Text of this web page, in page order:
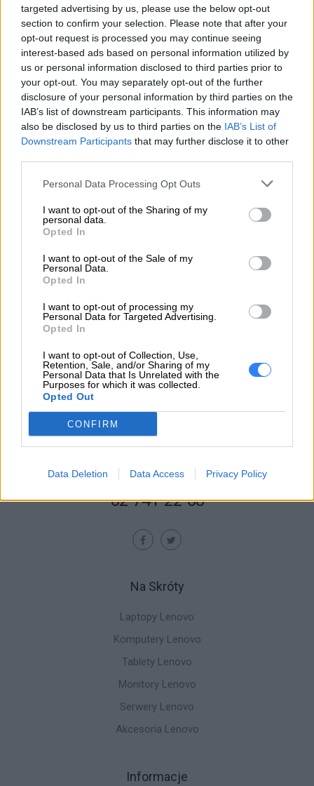
targeted advertising by us, please use the below opt-out
section to confirm your selection. Please note that after your
opt-out request is processed you may continue seeing
interest-based ads based on personal information utilized by
us or personal information disclosed to third parties prior to
your opt-out. You may separately opt-out of the further
disclosure of your personal information by third parties on the
IAB’s list of downstream participants. This information may
also be disclosed by us to third parties on the IAB’s List of
Downstream Participants that may further disclose it to other
Personal Data Processing Opt Outs
I want to opt-out of the Sharing of my
personal data.
Opted In
I want to opt-out of the Sale of my
Personal Data.
Opted In
I want to opt-out of processing my
Personal Data for Targeted Advertising.
Opted In
I want to opt-out of Collection, Use,
Retention, Sale, and/or Sharing of my
Personal Data that Is Unrelated with the
Purposes for which it was collected.
Opted Out
CONFIRM
Data Deletion Data Access Privacy Policy
kwietniu 2024, z wyjątkiem modelu Yoga Pro 7i, który
ma pojawić się jeszcze w styczniu (od 999 euro, czyli
około 4350 złotych).
Galeria
Lenovo24.pl, Wrocławska 35, 62-800 Kalisz
Skontaktuj się z nami:
62 741 22 68
Na Skróty
Laptopy Lenovo
Komputery Lenovo
Tablety Lenovo
Monitory Lenovo
Serwery Lenovo
Akcesoria Lenovo
Informacje